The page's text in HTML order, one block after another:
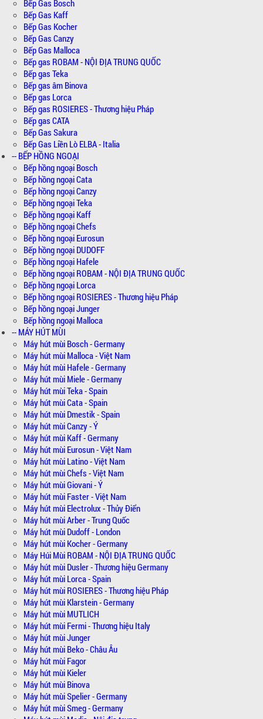
Bếp Gas Bosch
Bếp Gas Kaff
Bếp Gas Kocher
Bếp Gas Canzy
Bếp Gas Malloca
Bếp gas ROBAM - NỘI ĐỊA TRUNG QUỐC
Bếp gas Teka
Bếp gas âm Binova
Bếp gas Lorca
Bếp gas ROSIERES - Thương hiệu Pháp
Bếp gas CATA
Bếp Gas Sakura
Bếp Gas Liền Lò ELBA - Italia
-- BẾP HỒNG NGOẠI
Bếp hồng ngoại Bosch
Bếp hồng ngoại Cata
Bếp hồng ngoại Canzy
Bếp hồng ngoại Teka
Bếp hồng ngoại Kaff
Bếp hồng ngoại Chefs
Bếp hồng ngoại Eurosun
Bếp hồng ngoại DUDOFF
Bếp hồng ngoại Hafele
Bếp hồng ngoại ROBAM - NỘI ĐỊA TRUNG QUỐC
Bếp hồng ngoại Lorca
Bếp hồng ngoại ROSIERES - Thương hiệu Pháp
Bếp hồng ngoại Junger
Bếp hồng ngoại Malloca
-- MÁY HÚT MÙI
Máy hút mùi Bosch - Germany
Máy hút mùi Malloca - Việt Nam
Máy hút mùi Hafele - Germany
Máy hút mùi Miele - Germany
Máy hút mùi Teka - Spain
Máy hút mùi Cata - Spain
Máy hút mùi Dmestik - Spain
Máy hút mùi Canzy - Ý
Máy hút mùi Kaff - Germany
Máy hút mùi Eurosun - Việt Nam
Máy hút mùi Latino - Việt Nam
Máy hút mùi Chefs - Việt Nam
Máy hút mùi Giovani - Ý
Máy hút mùi Faster - Việt Nam
Máy hút mùi Electrolux - Thủy Điển
Máy hút mùi Arber - Trung Quốc
Máy hút mùi Dudoff - London
Máy hút mùi Kocher - Germany
Máy Húi Mùi ROBAM - NỘI ĐỊA TRUNG QUỐC
Máy hút mùi Dusler - Thương hiệu Germany
Máy hút mùi Lorca - Spain
Máy hút mùi ROSIERES - Thương hiệu Pháp
Máy hút mùi Klarstein - Germany
Máy hút mùi MUTLICH
Máy hút mùi Fermi - Thương hiệu Italy
Máy hút mùi Junger
Máy hút mùi Beko - Châu Âu
Máy hút mùi Fagor
Máy hút mùi Kieler
Máy hút mùi Binova
Máy hút mùi Spelier - Germany
Máy hút mùi Smeg - Germany